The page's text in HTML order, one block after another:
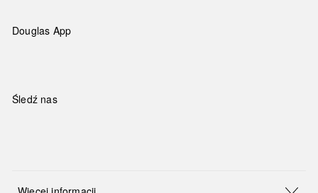
Douglas App
Śledź nas